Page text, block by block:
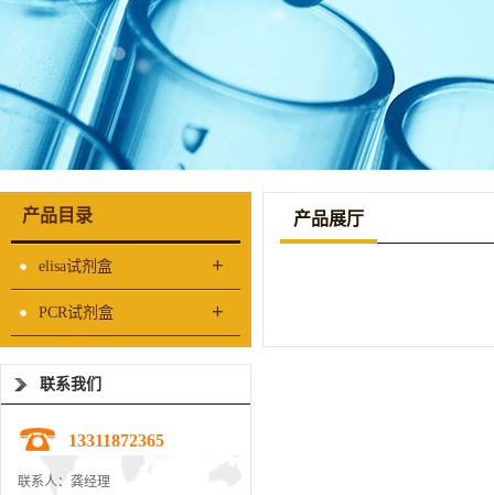
产品目录
elisa试剂盒 +
PCR试剂盒 +
联系我们
13311872365
联系人：龚经理
产品展厅